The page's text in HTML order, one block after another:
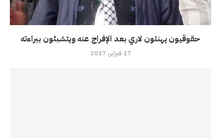
حقوقيون يهنئون لاري بعد الإفراج عنه ويتشبثون ببراءته
17 فبراير، 2017